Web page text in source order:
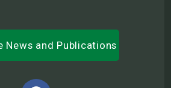
News and Publications